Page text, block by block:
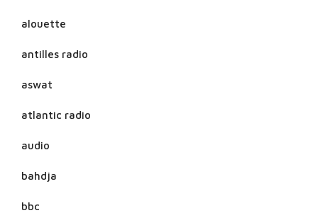
alouette
antilles radio
aswat
atlantic radio
audio
bahdja
bbc